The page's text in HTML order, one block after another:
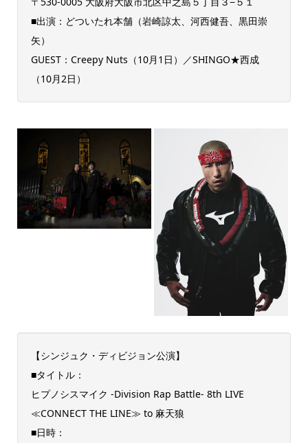
■出演：どついたれ本舗（岩崎諒太、河西健吾、黒田崇
矢）
GUEST：Creepy Nuts（10月1日）／SHINGO★西成
（10月2日）
【シンジュク・ディビジョン公演】
■タイトル：
ヒプノシスマイク -Division Rap Battle- 8th LIVE
≪CONNECT THE LINE≫ to 麻天狼
■日時：